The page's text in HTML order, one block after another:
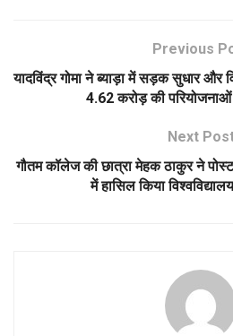
Previous
यादविंद्र गोमा ने ब्याड़ा में सड़क सुधार और
4.62 करोड़ की परियोजनाओं
Next
गौतम कॉलेज की छात्रा मेहक ठाकुर ने पोस्ट
में हासिल किया